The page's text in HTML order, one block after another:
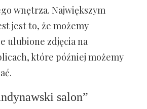
wnętrza. Największym
jest to, że możemy
ulubione zdjęcia na
które później możemy
salon”